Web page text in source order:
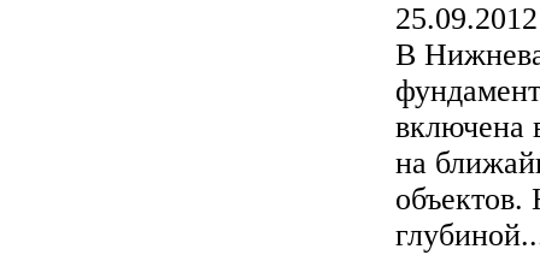
25.09.2012
В
включена
на
объектов.